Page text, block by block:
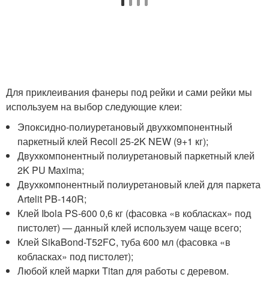
Для приклеивания фанеры под рейки и сами рейки мы
используем на выбор следующие клеи:
Эпоксидно-полиуретановый двухкомпонентный
паркетный клей Recoll 25-2K NEW (9+1 кг);
Двухкомпонентный полиуретановый паркетный клей
2K PU Maxima;
Двухкомпонентный полиуретановый клей для паркета
Artelit PB-140R;
Клей Ibola PS-600 0,6 кг (фасовка «в кобласках» под
пистолет) — данный клей используем чаще всего;
Клей SikaBond-T52FC, туба 600 мл (фасовка «в
кобласках» под пистолет);
Любой клей марки Titan для работы с деревом.